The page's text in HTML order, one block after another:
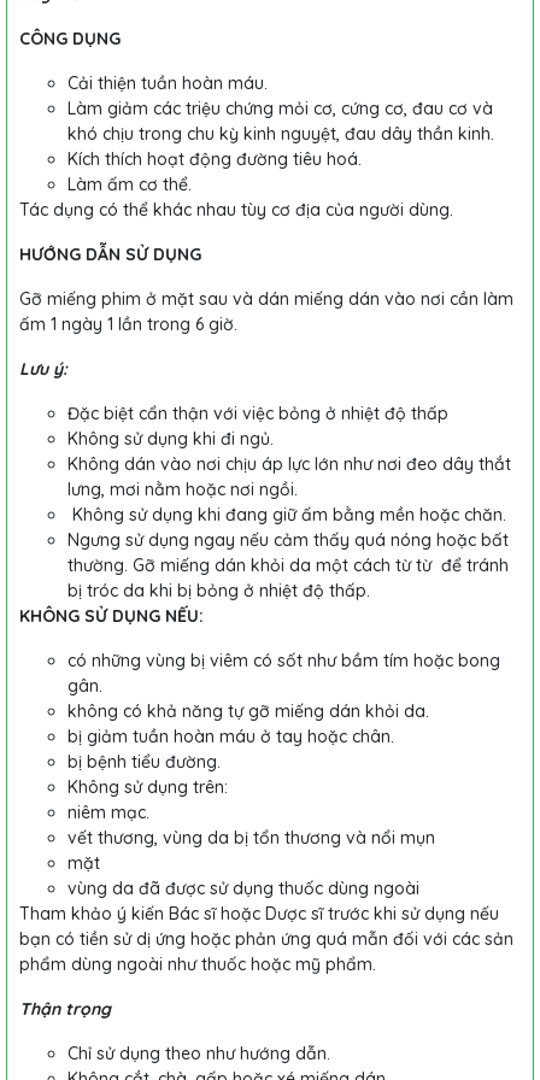
CÔNG DỤNG
Cải thiện tuần hoàn máu.
Làm giảm các triệu chứng mỏi cơ, cứng cơ, đau cơ và
khó chịu trong chu kỳ kinh nguyệt, đau dây thần kinh.
Kích thích hoạt động đường tiêu hoá.
Làm ấm cơ thể.
Tác dụng có thể khác nhau tùy cơ địa của người dùng.
HƯỚNG DẪN SỬ DỤNG
Gỡ miếng phim ở mặt sau và dán miếng dán vào nơi cần làm
ấm 1 ngày 1 lần trong 6 giờ.
Lưu ý:
Đặc biệt cẩn thận với việc bỏng ở nhiệt độ thấp
Không sử dụng khi đi ngủ.
Không dán vào nơi chịu áp lực lớn như nơi đeo dây thắt
lưng, mơi nằm hoặc nơi ngồi.
Không sử dụng khi đang giữ ấm bằng mền hoặc chăn.
Ngưng sử dụng ngay nếu cảm thấy quá nóng hoặc bất
thường. Gỡ miếng dán khỏi da một cách từ từ để tránh
bị tróc da khi bị bỏng ở nhiệt độ thấp.
KHÔNG SỬ DỤNG NẾU:
có những vùng bị viêm có sốt như bầm tím hoặc bong
gân.
không có khả năng tự gỡ miếng dán khỏi da.
bị giảm tuần hoàn máu ở tay hoặc chân.
bị bệnh tiểu đường.
Không sử dụng trên:
niêm mạc.
vết thương, vùng da bị tổn thương và nổi mụn
mặt
vùng da đã được sử dụng thuốc dùng ngoài
Tham khảo ý kiến Bác sĩ hoặc Dược sĩ trước khi sử dụng nếu
bạn có tiền sử dị ứng hoặc phản ứng quá mẫn đối với các sản
phẩm dùng ngoài như thuốc hoặc mỹ phẩm.
Thận trọng
Chỉ sử dụng theo như hướng dẫn.